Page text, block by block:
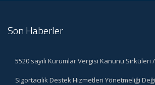
Son Haberler
5520 sayılı Kurumlar Vergisi Kanunu Sirküleri
Sigortacılık Destek Hizmetleri Yönetmeliği